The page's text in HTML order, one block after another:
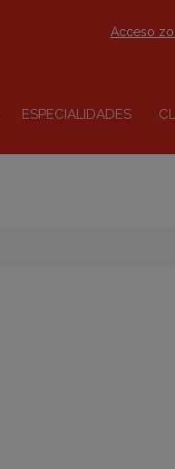
ESPECIALIDADES
Acceso